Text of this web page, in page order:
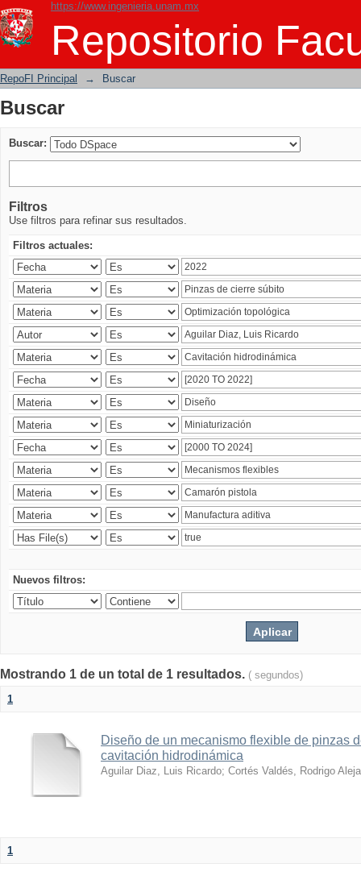
https://www.ingenieria.unam.mx
Repositorio
Buscar
RepoFI Principal → Buscar
Buscar
Buscar:
Filtros
Use filtros para refinar sus resultados.
Filtros actuales:
Nuevos filtros:
Mostrando 1 de un total de 1 resultados. ( segundos)
1
Diseño de un mecanismo flexible de pinzas
cavitación hidrodinámica
Aguilar Diaz, Luis Ricardo; Cortés Valdés, Rodrigo
1